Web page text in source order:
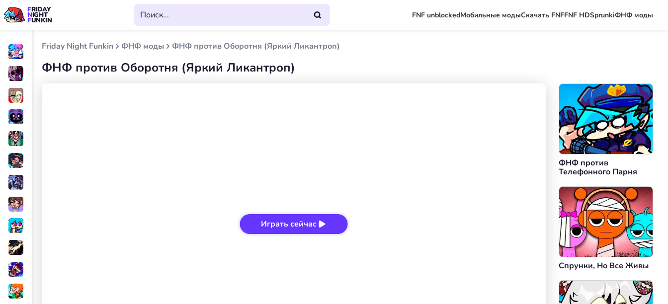
FRIDAY
NIGHT
FUNKIN
FNF unblockedМобильные модыСкачать FNFFNF HDSprunkiФНФ моды
Friday Night Funkin ФНФ моды ФНФ против Оборотня (Яркий Ликантроп)
ФНФ против Оборотня (Яркий Ликантроп)
Играть сейчас
ФНФ против
Телефонного Парня
Спрунки, Но Все Живы